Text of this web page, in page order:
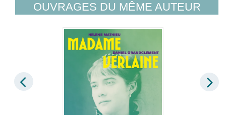
OUVRAGES DU MÊME AUTEUR